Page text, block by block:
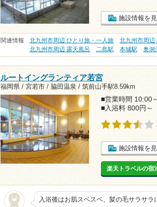
施設情報を
関連情報 北九州市周辺 ひとり旅・一人旅 北九州市周辺
北九州市周辺 露天風呂
二島駅 本城駅 奥洞
ルートイングランティア若宮
福岡県 / 宮若市 / 脇田温泉 / 筑前山手駅8.59km
■営業時間 10:00
■入浴料 800円～
施設情報を
楽天トラベルの宿
入浴後はお肌スベスベ、髪の毛サラサラ